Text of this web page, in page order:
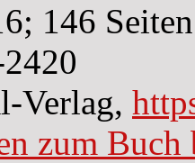
146
Verlag,
zum Buch